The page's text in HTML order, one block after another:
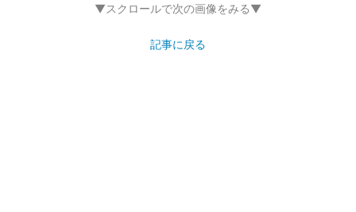
▼スクロールで次の画像をみる▼
記事に戻る